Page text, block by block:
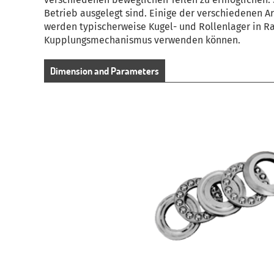
Betrieb ausgelegt sind. Einige der verschiedenen
werden typischerweise Kugel- und Rollenlager in
Kupplungsmechanismus verwenden können.
Dimension and Parameters